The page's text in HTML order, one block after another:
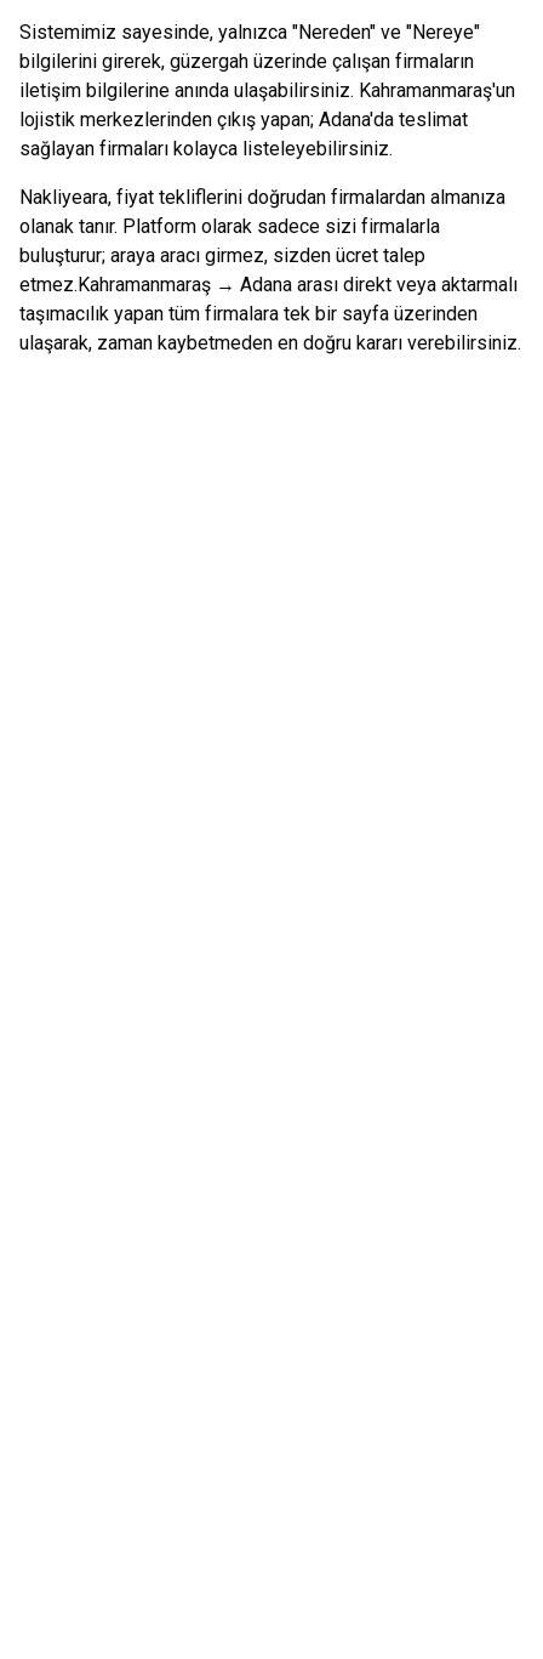
Sistemimiz sayesinde, yalnızca "Nereden" ve "Nereye"
bilgilerini girerek, güzergah üzerinde çalışan firmaların
iletişim bilgilerine anında ulaşabilirsiniz. Kahramanmaraş'un
lojistik merkezlerinden çıkış yapan; Adana'da teslimat
sağlayan firmaları kolayca listeleyebilirsiniz.
Nakliyeara, fiyat tekliflerini doğrudan firmalardan almanıza
olanak tanır. Platform olarak sadece sizi firmalarla
buluşturur; araya aracı girmez, sizden ücret talep
etmez.Kahramanmaraş → Adana arası direkt veya aktarmalı
taşımacılık yapan tüm firmalara tek bir sayfa üzerinden
ulaşarak, zaman kaybetmeden en doğru kararı verebilirsiniz.